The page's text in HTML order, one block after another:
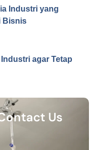
Industri yang
Bisnis
agar Tetap
Us